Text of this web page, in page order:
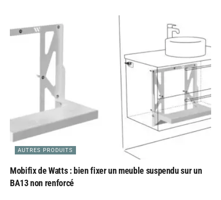
AUTRES PRODUITS
Mobifix de Watts : bien fixer un meuble suspendu sur un
BA13 non renforcé